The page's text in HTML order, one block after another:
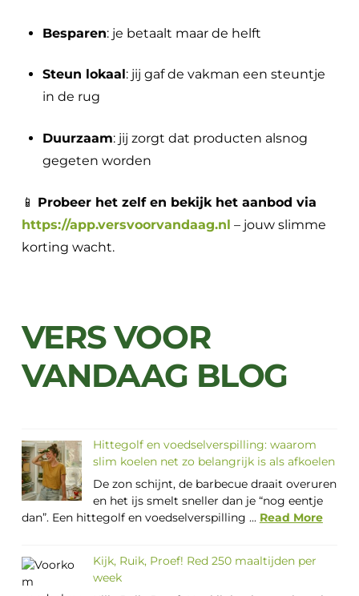
Besparen: je betaalt maar de helft
Steun lokaal: jij gaf de vakman een steuntje
in de rug
Duurzaam: jij zorgt dat producten alsnog
gegeten worden
📱 Probeer het zelf en bekijk het aanbod via
https://app.versvoorvandaag.nl – jouw slimme
korting wacht.
VERS VOOR
VANDAAG BLOG
Hittegolf en voedselverspilling: waarom
slim koelen net zo belangrijk is als afkoelen
De zon schijnt, de barbecue draait overuren
en het ijs smelt sneller dan je “nog eentje
dan”. Een hittegolf en voedselverspilling ... Read More
Kijk, Ruik, Proef! Red 250 maaltijden per
week